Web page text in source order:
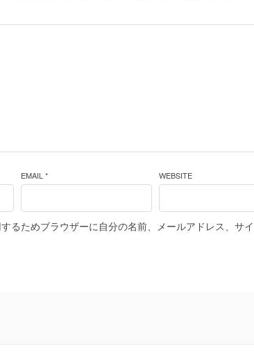
EMAIL * WEBSITE
るためブラウザーに自分の名前、メールアドレス、サイ